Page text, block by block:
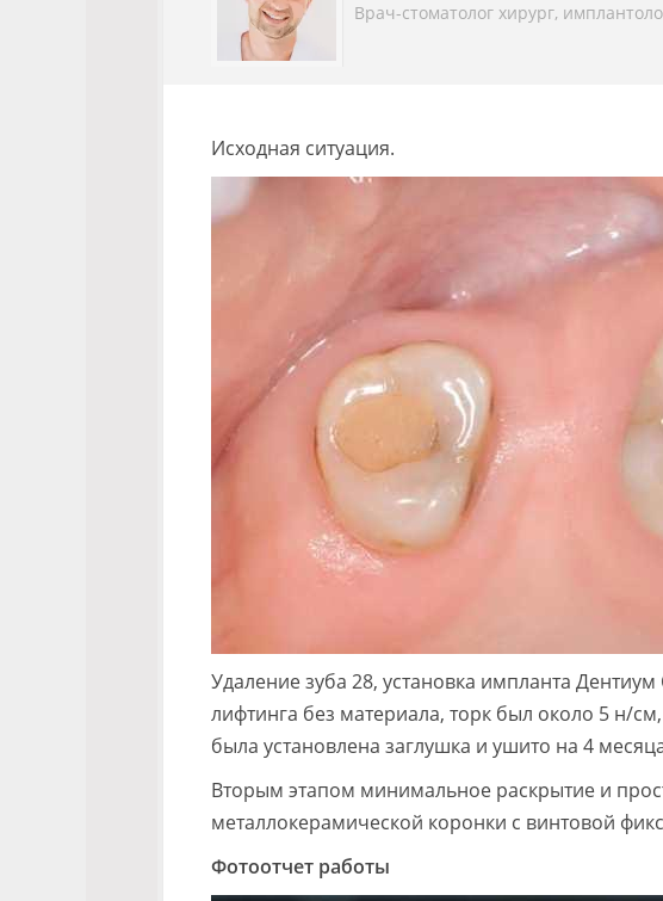
Врач-стоматолог хирург,
Исходная ситуация.
Удаление зуба 28, установка импланта
лифтинга без материала, торк был около 5 н/
была установлена заглушка и ушито на 4
Вторым этапом минимальное раскрытие и
металлокерамической коронки с винтовой
Фотоотчет работы